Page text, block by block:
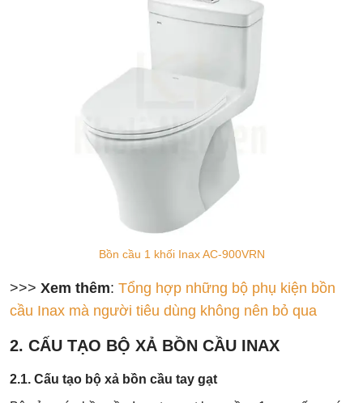
Bồn cầu 1 khối Inax AC-900VRN
>>> Xem thêm: Tổng hợp những bộ phụ kiện bồn
cầu Inax mà người tiêu dùng không nên bỏ qua
2. CẤU TẠO BỘ XẢ BỒN CẦU INAX
2.1. Cấu tạo bộ xả bồn cầu tay gạt